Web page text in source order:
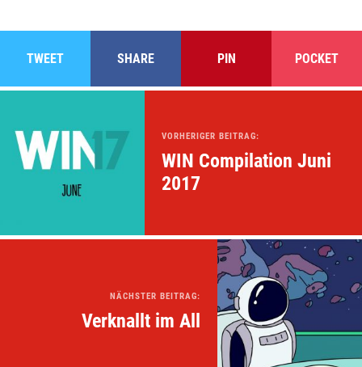
TWEET SHARE PIN POCKET
VORHERIGER BEITRAG:
WIN Compilation Juni
2017
NÄCHSTER BEITRAG:
Verknallt im All